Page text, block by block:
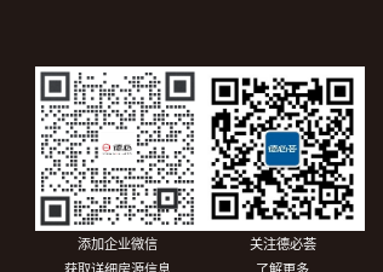
添加企业微信
关注德必荟